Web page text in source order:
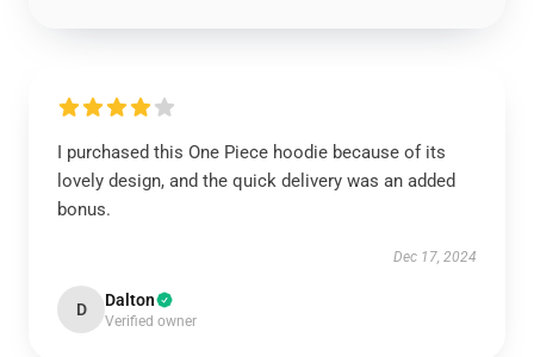
I purchased this One Piece hoodie because of its
lovely design, and the quick delivery was an added
bonus.
Dec 17, 2024
D Dalton
Verified owner